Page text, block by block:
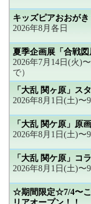
キッズピアおおが
2026年8月各日
夏季企画展「合戦
2026年7月14日(火)
で）
「大乱 関ヶ原」ス
2026年8月1日(土)〜
「大乱 関ケ原」原
2026年8月1日(土)〜
「大乱 関ケ原」コ
2026年8月1日(土)〜
☆期間限定☆7/4〜こ